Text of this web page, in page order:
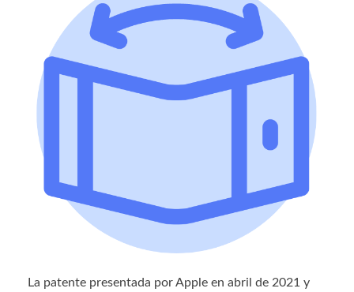
La patente presentada por Apple en abril de 2021 y